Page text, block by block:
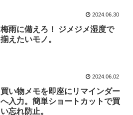
2024.06.30
梅雨に備えろ！ ジメジメ湿度で
揃えたいモノ。
2024.06.02
買い物メモを即座にリマインダー
へ入力。簡単ショートカットで買
い忘れ防止。